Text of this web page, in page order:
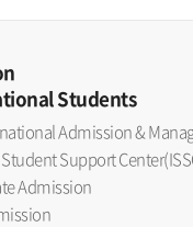
Students
Admission &
Support
Admission